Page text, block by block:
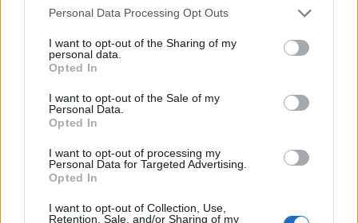
Personal Data Processing Opt Outs
I want to opt-out of the Sharing of my
personal data.
Opted In
I want to opt-out of the Sale of my
Personal Data.
Opted In
I want to opt-out of processing my
Personal Data for Targeted Advertising.
Opted In
I want to opt-out of Collection, Use,
Retention, Sale, and/or Sharing of my
Η παραγωγή σπερματοζωαρίων μπορεί να
υπερθέρμανση των όρχεων. Η αύξηση της
θερμοκρασίας των όρχεων, μπορεί να
προκληθεί από τη χρήση σάουνας ή τη χρήση
φορητού ηλεκτρονικού υπολογιστή, ο
οποίος τοποθετείται για παρατεταμένα
χρονικά διαστήματα στα πόδια.
Η ανδρική υπογονιμότητα μπορεί να
προκληθεί και από τον τρόπο ζωής.